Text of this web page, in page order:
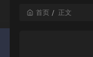
首页 正文